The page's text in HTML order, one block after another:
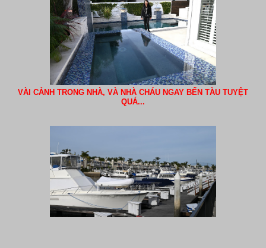
VÀI CẢNH TRONG NHÀ, VÀ NHÀ CHÁU NGAY BẾN TÀU TUYỆT
QUÁ...